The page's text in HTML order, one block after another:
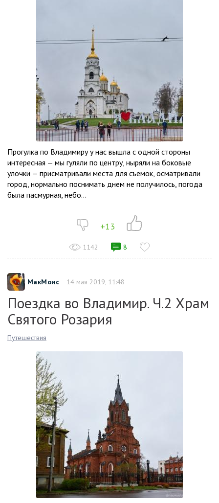
Прогулка по Владимиру у нас вышла с одной стороны
интересная — мы гуляли по центру, ныряли на боковые
улочки — присматривали места для съемок, осматривали
город, нормально поснимать днем не получилось, погода
была пасмурная, небо...
+13
1142 8
МакМоис 14 мая 2019, 11:48
Поездка во Владимир. Ч.2 Храм
Святого Розария
Путешествия